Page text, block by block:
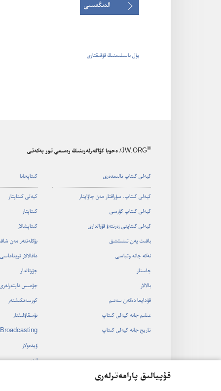
قۇپيالىق پارامەترلەرى
الدىڭعىسى
بۇل باسىلىمنىڭ قۇقىقتارى
JW.ORG® / ەحوبا كۋاگەرلەرىنىڭ رەسمي تور بەكەتى
كيە‌لى كىتاپ تالىمدە‌رى
كيە‌لى كىتاپ.‏ سۇ‌راقتار مە‌ن جاۋاپتار
كيە‌لى كىتاپ كۋرسى
كيە‌لى كىتاپتى زە‌رتتە‌ۋ قۇ‌رالدارى
باقىت پە‌ن تىنىشتىق
نە‌كە جانە وتباسى
جاستار
بالالار
قۇ‌دايعا دە‌گە‌ن سە‌نىم
عىلىم جانە كيە‌لى كىتاپ
تاريح جانە كيە‌لى كىتاپ
كىتاپحانا
كيە‌لى كىتاپتار
كىتاپتار
كىتاپشالار
بۋكلە‌تتە‌ر مە‌ن
ماقالالار توپتاماسى
جۋرنالدار
جۇ‌مىس داپتە‌رلە‌رى
كورسە‌تكىشتە‌ر
نۇ‌سقاۋلىقتار
ۆيدە‌ولار
اندە‌ر